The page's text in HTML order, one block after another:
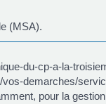
(MSA).
du-cp-a-la-
demarches/
pour la